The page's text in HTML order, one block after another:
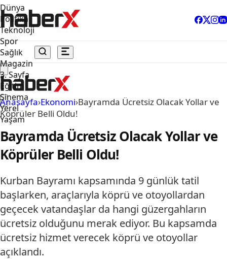
Dünya
Politika
Teknoloji
Spor
Sağlık
Magazin
3. Sayfa
Eğitim
Sinema
Yerel
Yaşam
Anasayfa›Ekonomi›Bayramda Ücretsiz Olacak Yollar ve
Köprüler Belli Oldu!
Bayramda Ücretsiz Olacak Yollar ve
Köprüler Belli Oldu!
Kurban Bayramı kapsamında 9 günlük tatil
başlarken, araçlarıyla köprü ve otoyollardan
geçecek vatandaşlar da hangi güzergahların
ücretsiz olduğunu merak ediyor. Bu kapsamda
ücretsiz hizmet verecek köprü ve otoyollar
açıklandı.